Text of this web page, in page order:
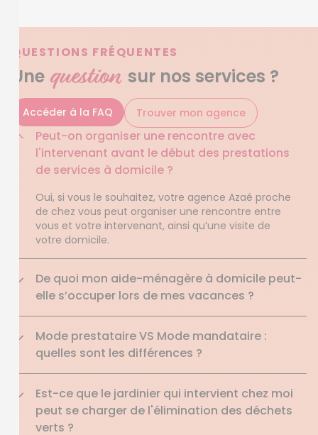
QUESTIONS FRÉQUENTES
Une question sur nos services ?
Accéder à la FAQ Trouver mon agence
Peut-on organiser une rencontre avec
l'intervenant avant le début des prestations
de services à domicile ?
Oui, si vous le souhaitez, votre agence Azaé proche
de chez vous peut organiser une rencontre entre
vous et votre intervenant, ainsi qu’une visite de
votre domicile.
De quoi mon aide-ménagère à domicile peut-
elle s’occuper lors de mes vacances ?
Mode prestataire VS Mode mandataire :
quelles sont les différences ?
Est-ce que le jardinier qui intervient chez moi
peut se charger de l'élimination des déchets
verts ?